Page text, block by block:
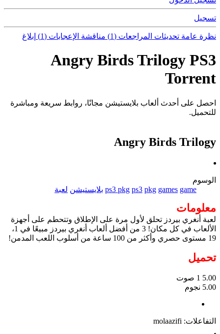
تسجيل
نظرة عامة تحديثات المراجعات (1) مناقشة الإعجابات (1) إبلاغ
Angry Birds Trilogy PS3
Torrent
احصل على أحدث ألعاب بلايستيشن مجانًا، روابط سريعة ومباشرة
للتحميل.
Angry Birds Trilogy
الوسوم
game
games
pkg
ps3
ps3 pkg بلايستيشن لعبة
معلومات
لعبة أنغري بيردز تحلق لأول مرة على الإطلاق وتتحطم على أجهزة
الألعاب في كل مكان! 3 من أفضل ألعاب أنغري بيردز مبيعًا في 1،
19 مستوى حصري وأكثر من 100 ساعة من أسلوب اللعب المدمن!
تحميل
5.00
1 صوت
5.00 نجوم
التفاعلات: molaazifi